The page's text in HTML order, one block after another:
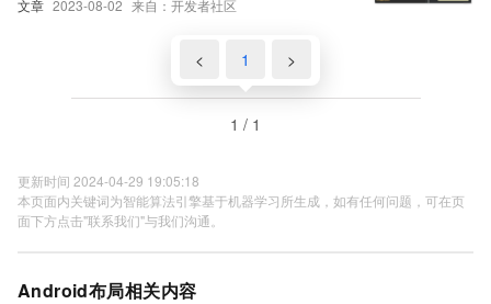
文章 2023-08-02 来自：开发者社区
< 1 >
1 / 1
更新时间 2024-04-29 19:05:18
本页面内关键词为智能算法引擎基于机器学习所生成，如有任何问题，可在页
面下方点击"联系我们"与我们沟通。
Android布局相关内容